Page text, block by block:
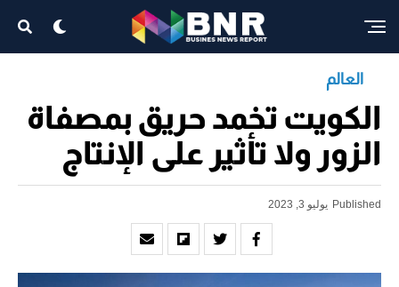
العالم
الكويت تخمد حريق بمصفاة
الزور ولا تأثير على الإنتاج
Published يوليو 3, 2023